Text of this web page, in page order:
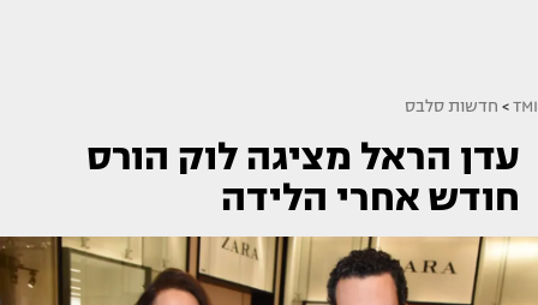
TMI
> חדשות סלבס
עדן הראל מציגה לוק הורס
חודש אחרי הלידה